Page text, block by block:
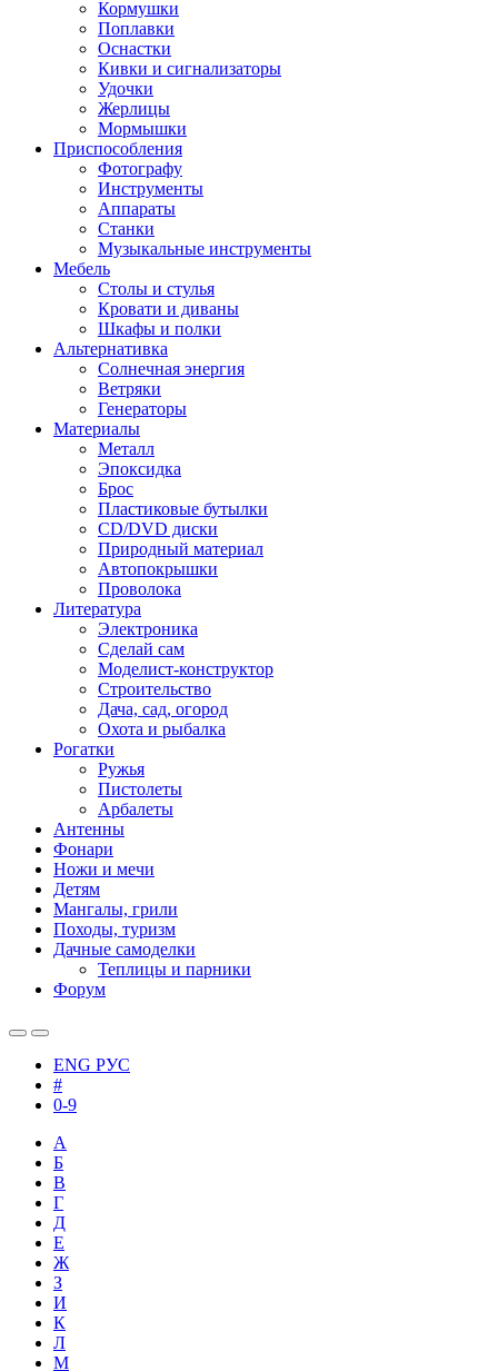
Кормушки
Поплавки
Оснастки
Кивки и сигнализаторы
Удочки
Жерлицы
Мормышки
Приспособления
Фотографу
Инструменты
Аппараты
Станки
Музыкальные инструменты
Мебель
Столы и стулья
Кровати и диваны
Шкафы и полки
Альтернативка
Солнечная энергия
Ветряки
Генераторы
Материалы
Металл
Эпоксидка
Брос
Пластиковые бутылки
CD/DVD диски
Природный материал
Автопокрышки
Проволока
Литература
Электроника
Сделай сам
Моделист-конструктор
Строительство
Дача, сад, огород
Охота и рыбалка
Рогатки
Ружья
Пистолеты
Арбалеты
Антенны
Фонари
Ножи и мечи
Детям
Мангалы, грили
Походы, туризм
Дачные самоделки
Теплицы и парники
Форум
ENG РУС
#
0-9
А
Б
В
Г
Д
Е
Ж
З
И
К
Л
М